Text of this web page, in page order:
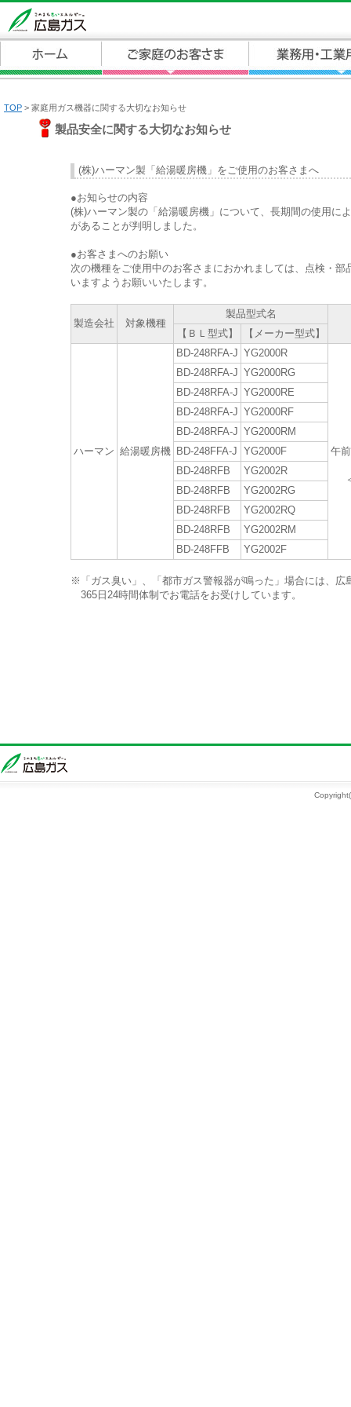
TOP > 家庭用ガス機器に関する大切なお知らせ
製品安全に関する大切なお知らせ
(株)ハーマン製「給湯暖房機」をご使用のお客さまへ
●お知らせの内容
(株)ハーマン製の「給湯暖房機」について、長期間の使用に
があることが判明しました。
●お客さまへのお願い
次の機種をご使用中のお客さまにおかれましては、点検・
いますようお願いいたします。
製造会社 対象機種
製品型式名
【ＢＬ型式】
【メーカー型式】
ハーマン 給湯暖房機
BD-248RFA-J YG2000R
午
BD-248RFA-J YG2000RG
BD-248RFA-J YG2000RE
BD-248RFA-J YG2000RF
BD-248RFA-J YG2000RM
BD-248FFA-J YG2000F
BD-248RFB
YG2002R
BD-248RFB
YG2002RG
BD-248RFB
YG2002RQ
BD-248RFB
YG2002RM
BD-248FFB
YG2002F
※ 「ガス臭い」、「都市ガス警報器が鳴った」場合には、
365日24時間体制でお電話をお受けしています。